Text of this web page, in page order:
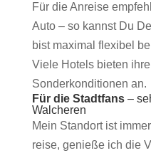
Für die Anreise
Auto – so kannst Du
bist maximal flexibel
Viele Hotels bieten
Sonderkonditionen an.
Für die Stadtfans –
Walcheren
Mein Standort ist immer
reise, genieße ich die